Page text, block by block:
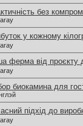
без
у кожному
ферма від проєкту
биокамина для
підхід до